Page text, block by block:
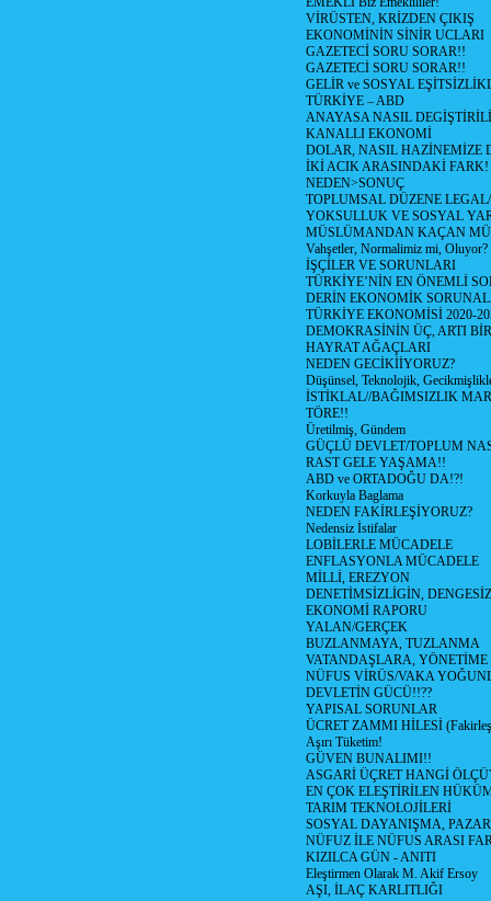
VİRÜSTEN, KRİZDEN ÇIKIŞ
EKONOMİNİN SİNİR UCLARI
GAZETECİ SORU SORAR!!
GAZETECİ SORU SORAR!!
GELİR ve SOSYAL
TÜRKİYE – ABD
ANAYASA NASIL
KANALLI EKONOMİ
DOLAR, NASIL HAZİNEMİZE
İKİ ACIK ARASINDAKİ FARK!
NEDEN>SONUÇ
TOPLUMSAL DÜZENE
YOKSULLUK VE SOSYAL
MÜSLÜMANDAN KAÇAN
Vahşetler, Normalimiz mi, Oluyor?
İŞÇİLER VE SORUNLARI
TÜRKİYE’NİN EN ÖNEMLİ
DERİN EKONOMİK
TÜRKİYE EKONOMİSİ 2020-
DEMOKRASİNİN ÜÇ, ARTI
HAYRAT AĞAÇLARI
NEDEN GECİKİİYORUZ?
Düşünsel, Teknolojik,
İSTİKLAL//BAĞIMSIZLIK
TÖRE!!
Üretilmiş, Gündem
GÜÇLÜ DEVLET/TOPLUM
RAST GELE YAŞAMA!!
ABD ve ORTADOĞU DA!?!
Korkuyla Baglama
NEDEN FAKİRLEŞİYORUZ?
Nedensiz İstifalar
LOBİLERLE MÜCADELE
ENFLASYONLA MÜCADELE
MİLLİ, EREZYON
DENETİMSİZLİGİN,
EKONOMİ RAPORU
YALAN/GERÇEK
BUZLANMAYA, TUZLANMA
VATANDAŞLARA,
NÜFUS VİRÜS/VAKA
DEVLETİN GÜCÜ!!??
YAPISAL SORUNLAR
ÜCRET ZAMMI HİLESİ
Aşırı Tüketim!
GÜVEN BUNALIMI!!
ASGARİ ÜÇRET HANGİ
EN ÇOK ELEŞTİRİLEN
TARIM TEKNOLOJİLERİ
SOSYAL DAYANIŞMA,
NÜFUZ İLE NÜFUS ARASI
KIZILCA GÜN - ANITI
Eleştirmen Olarak M. Akif Ersoy
AŞI, İLAÇ KARLITLIĞI